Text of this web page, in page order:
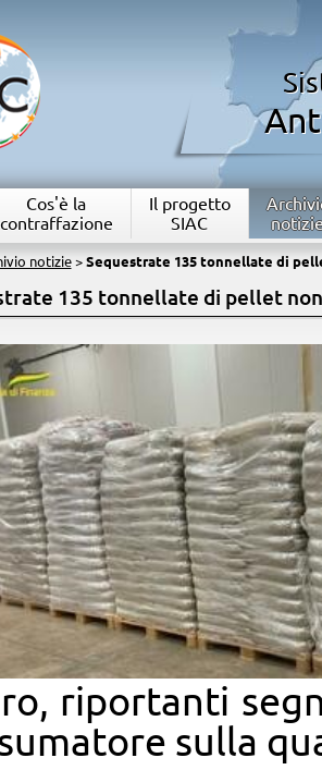
Cos'è la
contraffazione
Il progetto
SIAC
notizie> Sequestrate 135 tonnellate di
135 tonnellate di pellet
, riportanti
sulla